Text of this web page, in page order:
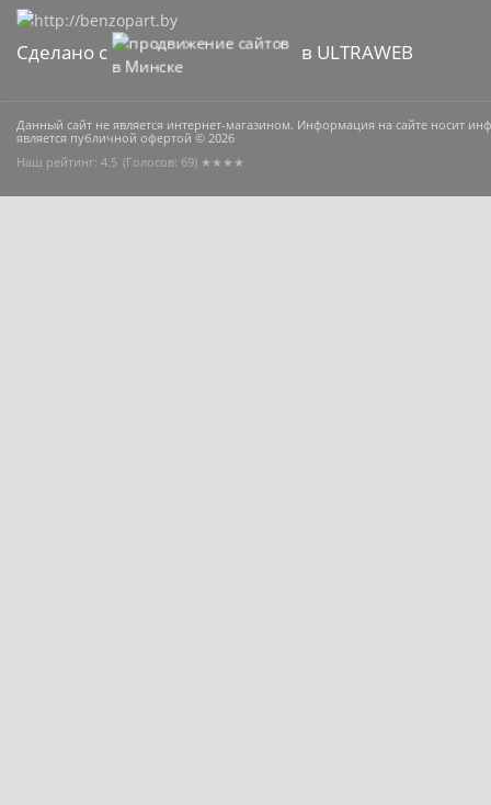
Сделано с в ULTRAWEB
Данный сайт не является интернет-магазином. Информация на сайте носит
является публичной офертой © 2026
Наш рейтинг: 4.5 (Голосов: 69) ★★★★